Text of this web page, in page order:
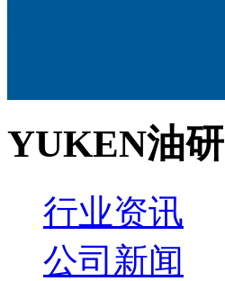
YUKEN油研
行业资讯
公司新闻